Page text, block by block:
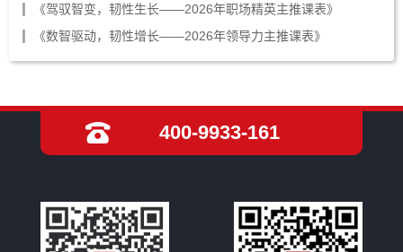
《驾驭智变，韧性生长——2026年职场精英主推课表》
《数智驱动，韧性增长——2026年领导力主推课表》
400-9933-161